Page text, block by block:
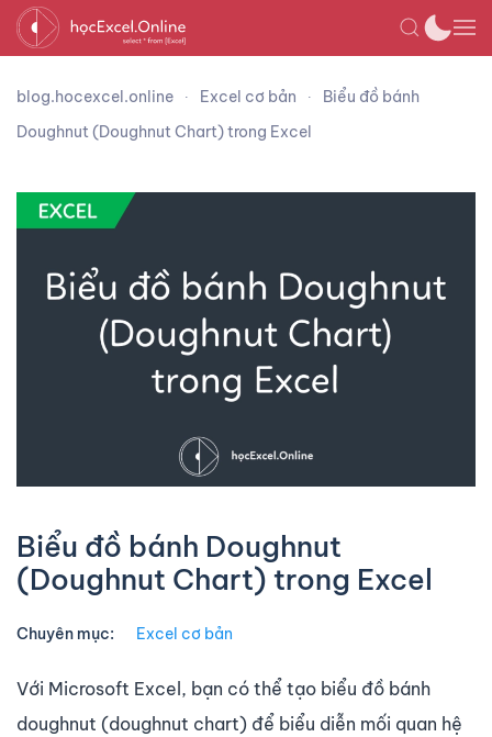
blog.hocexcel.online Excel cơ bản
Biểu đồ bánh
Doughnut (Doughnut Chart) trong Excel
Biểu đồ bánh Doughnut
(Doughnut Chart) trong Excel
Chuyên mục: Excel cơ bản
Với Microsoft Excel, bạn có thể tạo biểu đồ bánh
doughnut (doughnut chart) để biểu diễn mối quan hệ